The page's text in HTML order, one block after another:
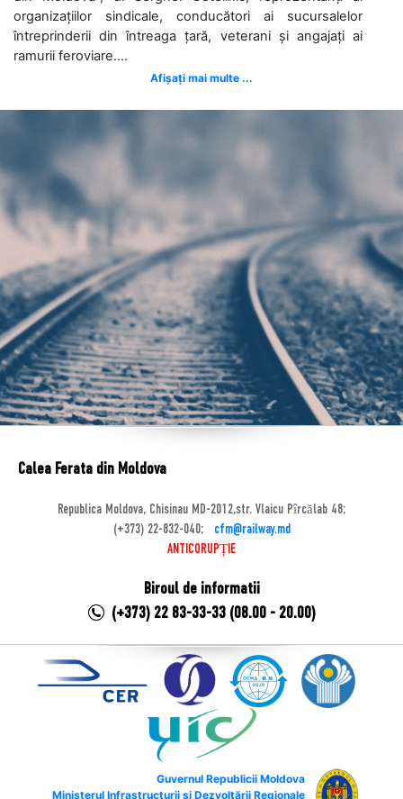
organizațiilor sindicale, conducători ai sucursalelor
întreprinderii din întreaga țară, veterani și angajați ai
ramurii feroviare....
Afișați mai multe ...
Calea Ferata din Moldova
Republica Moldova, Chisinau MD-2012,str. Vlaicu Pîrcălab 48;
(+373) 22-832-040;
cfm@railway.md
ANTICORUPȚIE
Biroul de informatii
(+373) 22 83-33-33 (08.00 - 20.00)
Guvernul Republicii Moldova
Ministerul Infrastructurii și Dezvoltării Regionale